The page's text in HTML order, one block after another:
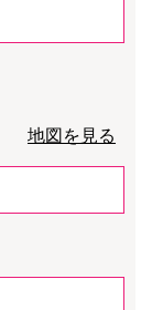
地図を見る